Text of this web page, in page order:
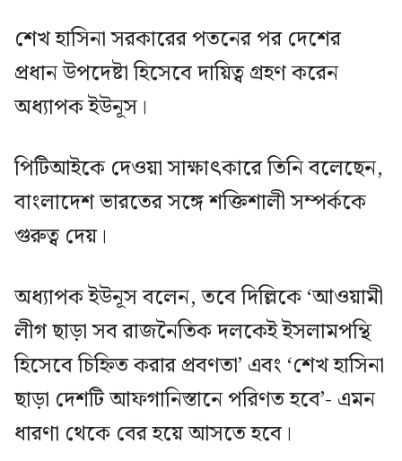
শেখ হাসিনা সরকারের পতনের পর দেশের
প্রধান উপদেষ্টা হিসেবে দায়িত্ব গ্রহণ করেন
অধ্যাপক ইউনূস।
পিটিআইকে দেওয়া সাক্ষাৎকারে তিনি বলেছেন,
বাংলাদেশ ভারতের সঙ্গে শক্তিশালী সম্পর্ককে
গুরুত্ব দেয়।
অধ্যাপক ইউনূস বলেন, তবে দিল্লিকে ‘আওয়ামী
লীগ ছাড়া সব রাজনৈতিক দলকেই ইসলামপন্থি
হিসেবে চিহ্নিত করার প্রবণতা’ এবং ‘শেখ হাসিনা
ছাড়া দেশটি আফগানিস্তানে পরিণত হবে’- এমন
ধারণা থেকে বের হয়ে আসতে হবে।